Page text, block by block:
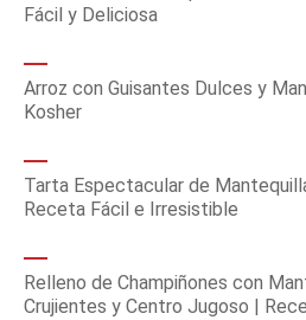
Fácil y Deliciosa
Arroz con Guisantes Dulces y
Kosher
Tarta Espectacular de
Receta Fácil e Irresistible
Relleno de Champiñones con
Crujientes y Centro Jugoso |